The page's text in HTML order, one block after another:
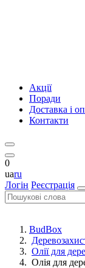
Акції
Поради
Доставка і
Контакти
0
uaru
Логін Реєстрація
BudBox
Олії для
Олія для